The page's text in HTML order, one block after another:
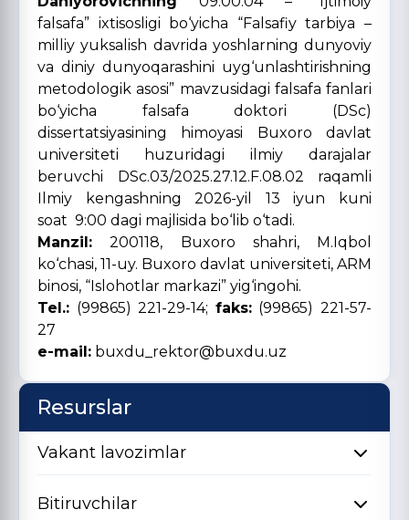
falsafa” ixtisosligi bo‘yicha “Falsafiy tarbiya –
milliy yuksalish davrida yoshlarning dunyoviy
va diniy dunyoqarashini uyg‘unlashtirishning
metodologik asosi” mavzusidagi falsafa fanlari
bo‘yicha falsafa doktori (DSc)
dissertatsiyasining himoyasi Buxoro davlat
universiteti huzuridagi ilmiy darajalar
beruvchi DSc.03/2025.27.12.F.08.02 raqamli
Ilmiy kengashning 2026-yil 13 iyun kuni
soat 9:00 dagi majlisida bo‘lib o‘tadi.
Manzil: 200118, Buxoro shahri, M.Iqbol
ko‘chasi, 11-uy. Buxoro davlat universiteti, ARM
binosi, “Islohotlar markazi” yig‘ingohi.
Tel.: (99865) 221-29-14; faks:(99865) 221-57-
27
e-mail: buxdu_rektor@buxdu.uz
Resurslar
Vakant lavozimlar
Bitiruvchilar